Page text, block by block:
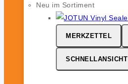
Neu im Sortiment
MERKZETTEL
SCHNELLANSICHT